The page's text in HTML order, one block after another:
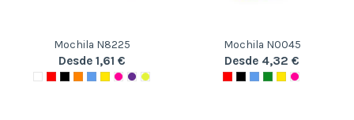
Mochila N8225
Desde 1,61 €
Mochila N0045
Desde 4,32 €